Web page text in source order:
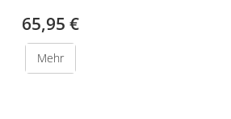
65,95 €
Mehr